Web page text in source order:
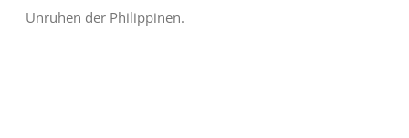
Unruhen der Philippinen.